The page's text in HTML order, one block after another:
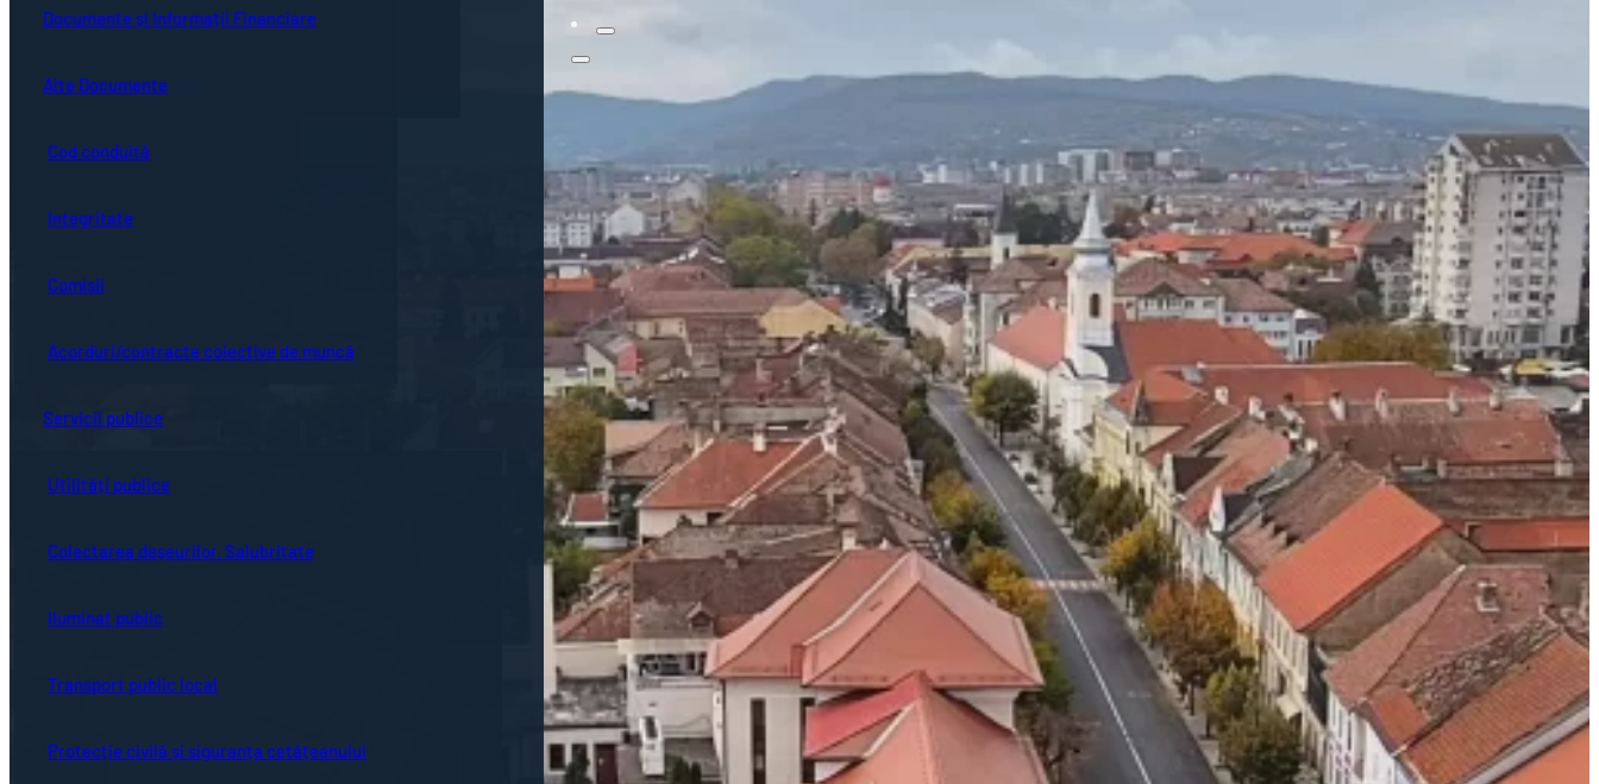
Guvernanță corporativă
Bistrița turistică
Evenimente locale
Hartă oraș
Ședințe online
Documente ședință
Hotărârile Consiliului Local
Concursuri
Proceduri de sistem
Cod conduită
Integritate
Comisii
Acorduri/contracte colective de muncă
Servicii publice
Utilități publice
Colectarea deșeurilor. Salubritate
Iluminat public
Transport public local
Protecție civilă și siguranța cetățeanului
Documente și Informații Financiare
Alte Documente